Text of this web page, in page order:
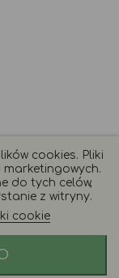
cookies. Pliki
do tych celów,
z witryny.
cookie